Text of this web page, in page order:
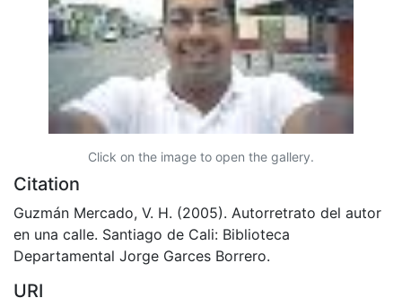
Click on the image to open the gallery.
Citation
Guzmán Mercado, V. H. (2005). Autorretrato del autor
en una calle. Santiago de Cali: Biblioteca
Departamental Jorge Garces Borrero.
URI